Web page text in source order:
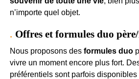
n’importe quel objet.
Offres et formules duo
Nous proposons des formules duo
vivre un moment encore plus fort.
préférentiels sont parfois